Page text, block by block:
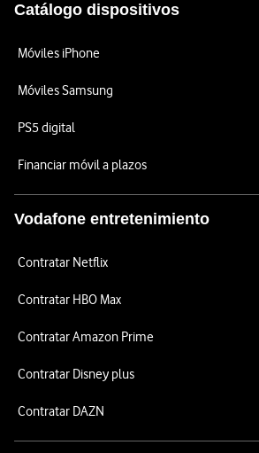
Catálogo dispositivos
Móviles iPhone
Móviles Samsung
PS5 digital
Financiar móvil a plazos
Vodafone entretenimiento
Contratar Netflix
Contratar HBO Max
Contratar Amazon Prime
Contratar Disney plus
Contratar DAZN